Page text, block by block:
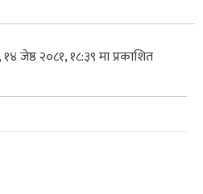
जेष्ठ २०८१, १८:३९ मा प्रकाशित